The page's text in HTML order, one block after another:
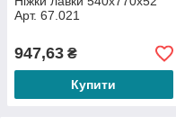
Арт. 67.021
947,63 ₴
Купити